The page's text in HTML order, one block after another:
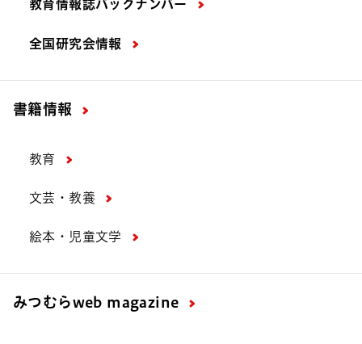
教育情報誌バックナンバー
全国研究会情報
書籍情報
教育
文芸・教養
絵本・児童文学
みつむらweb magazine